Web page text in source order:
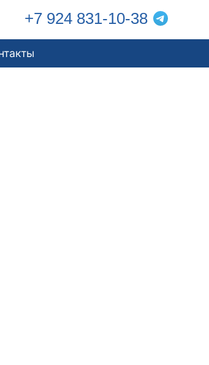
+7 924 831-10-38